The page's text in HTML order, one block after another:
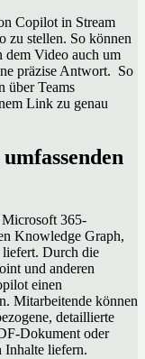
Copilot in Stream
zu stellen. So können
dem Video auch um
präzise Antwort. So
über Teams
Link zu genau
Microsoft 365-
Knowledge Graph,
liefert. Durch die
und anderen
einen
Mitarbeitende können
detaillierte
Dokument oder
Inhalte liefern.